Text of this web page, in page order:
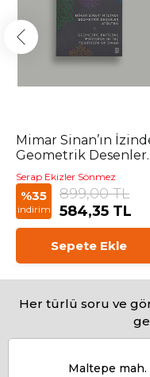
Mimar Sinan’ın
Geometrik Desenler
Atölyesi
Serap Ekizler Sönmez
%35
indirim
899,00 TL
584,35 TL
Sepete Ekle
Her türlü soru ve
Maltepe mah.